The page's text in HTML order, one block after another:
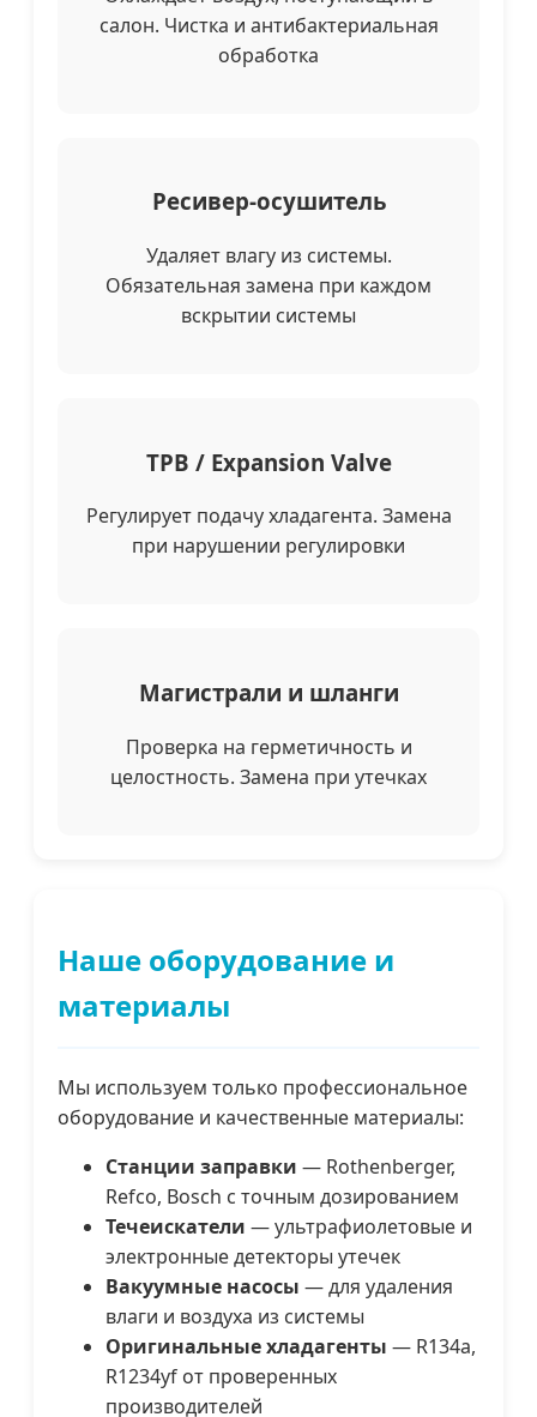
салон. Чистка и антибактериальная
обработка
Ресивер-осушитель
Удаляет влагу из системы.
Обязательная замена при каждом
вскрытии системы
ТРВ / Expansion Valve
Регулирует подачу хладагента. Замена
при нарушении регулировки
Магистрали и шланги
Проверка на герметичность и
целостность. Замена при утечках
Наше оборудование и
материалы
Мы используем только профессиональное
оборудование и качественные материалы:
Станции заправки — Rothenberger,
Refco, Bosch с точным дозированием
Течеискатели — ультрафиолетовые и
электронные детекторы утечек
Вакуумные насосы — для удаления
влаги и воздуха из системы
Оригинальные хладагенты — R134a,
R1234yf от проверенных
производителей